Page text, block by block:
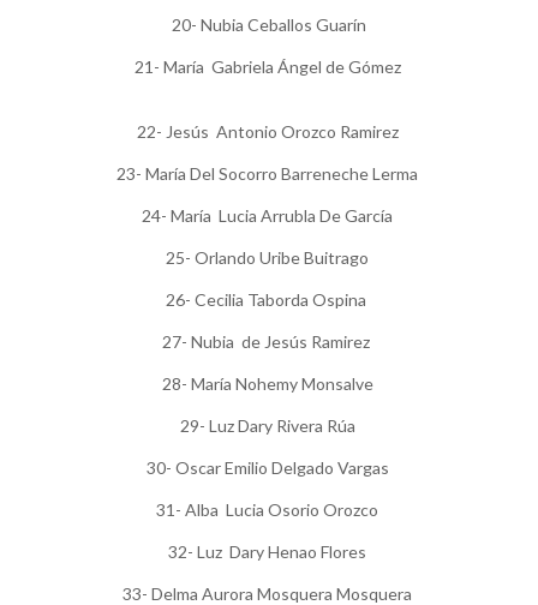
20- Nubia Ceballos Guarín
21- María Gabriela Ángel de Gómez
22- Jesús Antonio Orozco Ramirez
23- María Del Socorro Barreneche Lerma
24- María Lucia Arrubla De García
25- Orlando Uribe Buitrago
26- Cecilia Taborda Ospina
27- Nubia de Jesús Ramirez
28- María Nohemy Monsalve
29- Luz Dary Rivera Rúa
30- Oscar Emilio Delgado Vargas
31- Alba Lucia Osorio Orozco
32- Luz Dary Henao Flores
33- Delma Aurora Mosquera Mosquera